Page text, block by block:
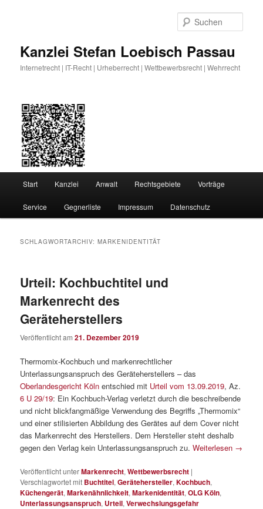
Kanzlei Stefan Loebisch Passau
Internetrecht | IT-Recht | Urheberrecht | Wettbewerbsrecht | Wehrrecht
Start Kanzlei Anwalt Rechtsgebiete Vorträge
Service Gegnerliste Impressum Datenschutz
SCHLAGWORTARCHIV:MARKENIDENTITÄT
Urteil: Kochbuchtitel und
Markenrecht des
Geräteherstellers
Veröffentlicht am21. Dezember 2019
Thermomix-Kochbuch und markenrechtlicher
Unterlassungsanspruch des Geräteherstellers – das
Oberlandesgericht Köln entschied mit Urteil vom 13.09.2019, Az.
6 U 29/19: Ein Kochbuch-Verlag verletzt durch die beschreibende
und nicht blickfangmäßige Verwendung des Begriffs „Thermomix“
und einer stilisierten Abbildung des Gerätes auf dem Cover nicht
das Markenrecht des Herstellers. Dem Hersteller steht deshalb
gegen den Verlag kein Unterlassungsanspruch zu.Weiterlesen →
Veröffentlicht unterMarkenrecht,Wettbewerbsrecht |
Verschlagwortet mit Buchtitel,Gerätehersteller,Kochbuch,
Küchengerät,Markenähnlichkeit,Markenidentität,OLG Köln,
Unterlassungsanspruch, Urteil,Verwechslungsgefahr